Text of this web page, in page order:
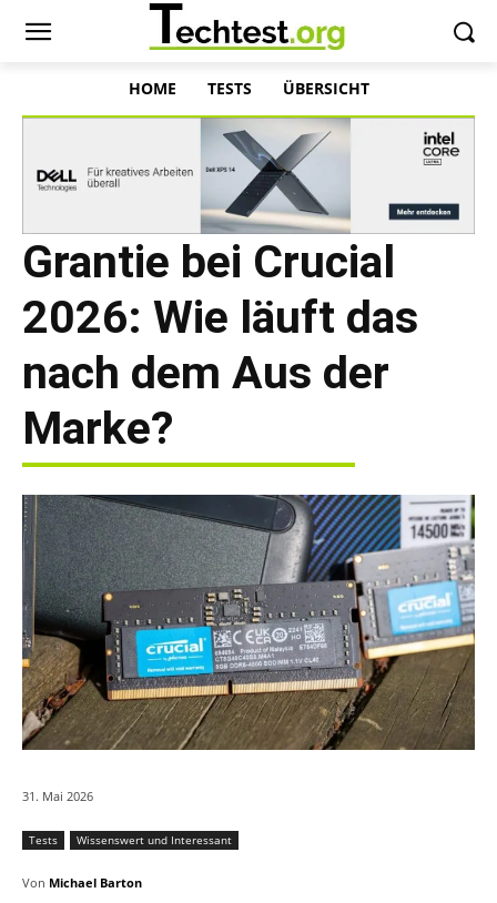
HOME TESTS ÜBERSICHT
Grantie bei Crucial
2026: Wie läuft das
nach dem Aus der
Marke?
31. Mai 2026
Tests Wissenswert und Interessant
Von Michael Barton